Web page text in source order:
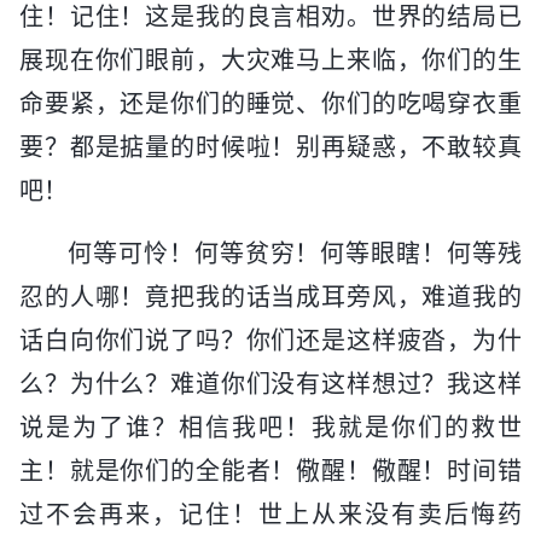
住！记住！这是我的良言相劝。世界的结局已
展现在你们眼前，大灾难马上来临，你们的生
命要紧，还是你们的睡觉、你们的吃喝穿衣重
要？都是掂量的时候啦！别再疑惑，不敢较真
吧！
何等可怜！何等贫穷！何等眼瞎！何等残
忍的人哪！竟把我的话当成耳旁风，难道我的
话白向你们说了吗？你们还是这样疲沓，为什
么？为什么？难道你们没有这样想过？我这样
说是为了谁？相信我吧！我就是你们的救世
主！就是你们的全能者！儆醒！儆醒！时间错
过不会再来，记住！世上从来没有卖后悔药